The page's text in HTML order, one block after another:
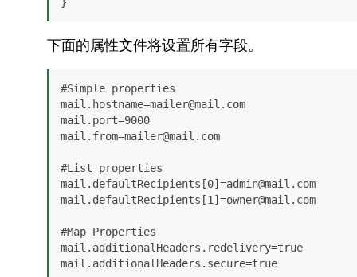
下面的属性文件将设置所有字段。
#Simple properties
mail.hostname=mailer@mail.com
mail.port=9000
mail.from=mailer@mail.com
#List properties
mail.defaultRecipients[0]=admin@mail.com
mail.defaultRecipients[1]=owner@mail.com
#Map Properties
mail.additionalHeaders.redelivery=true
mail.additionalHeaders.secure=true